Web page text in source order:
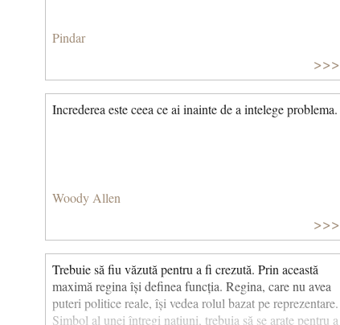
Pindar
>>>
Increderea este ceea ce ai inainte de a intelege problema.
Woody Allen
>>>
Trebuie să fiu văzută pentru a fi crezută. Prin această
maximă regina își definea funcția. Regina, care nu avea
puteri politice reale, își vedea rolul bazat pe reprezentare.
Simbol al unei întregi națiuni, trebuia să se arate pentru a